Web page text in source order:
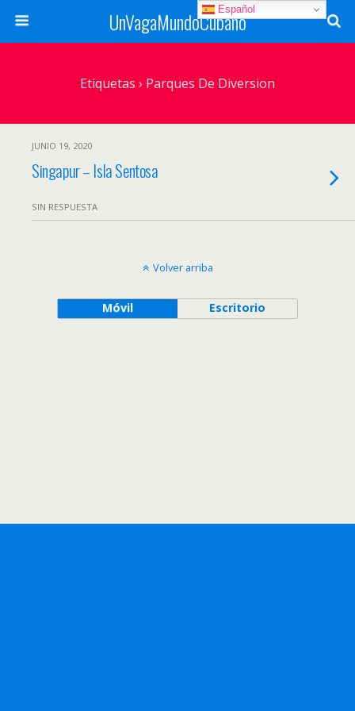
UnVagaMundoCubano
Etiquetas › Parques De Diversion
JUNIO 19, 2020
Singapur – Isla Sentosa
SIN RESPUESTA
Volver arriba
Móvil Escritorio
Español